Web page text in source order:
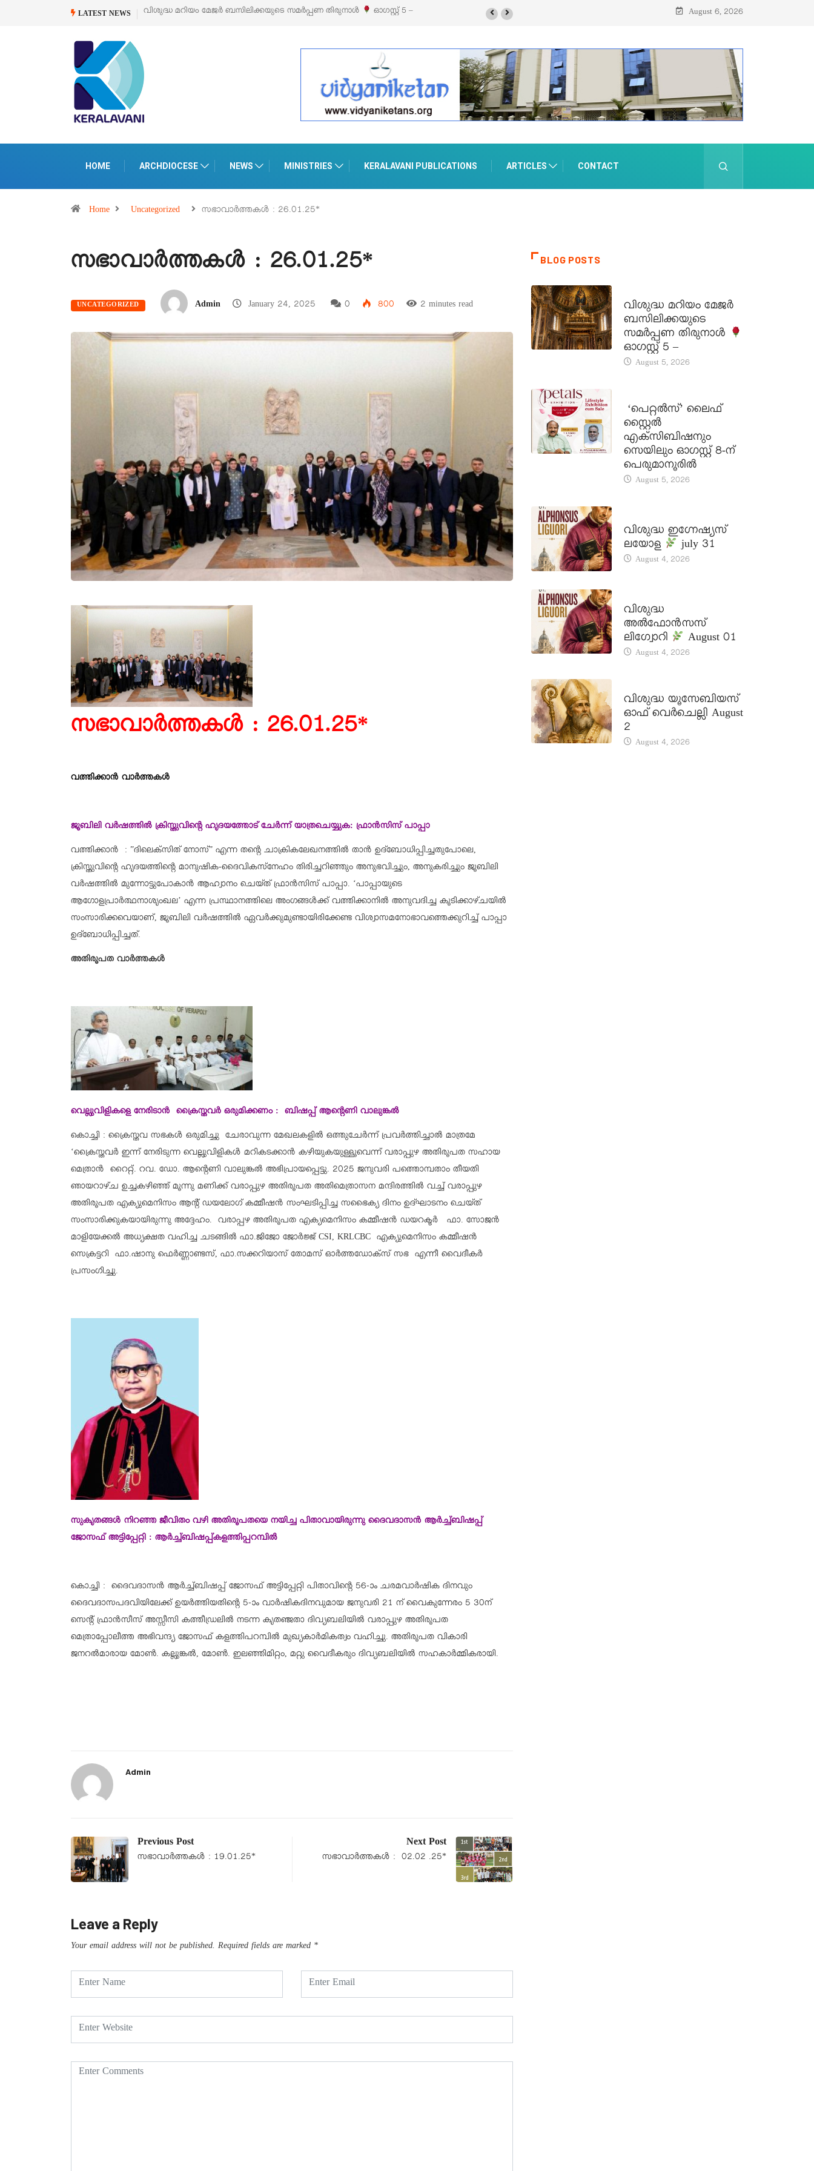
LATEST NEWS ‘പെറ്റൽസ്’ ലൈഫ് സ്റ്റൈൽ എക്സിബിഷനും സെയിലും ഓഗസ്റ്റ് 8-ന് പെരുമാനൂരിൽ August 6, 2026
HOME ARCHDIOCESE NEWS MINISTRIES KERALAVANI PUBLICATIONS ARTICLES CONTACT
Home Uncategorized സഭാവാര്‍ത്തകള്‍ : 26.01.25*
സഭാവാര്‍ത്തകള്‍ : 26.01.25*
UNCATEGORIZED Admin January 24, 2025 0 800 2 minutes read
സഭാവാര്‍ത്തകള്‍ : 26.01.25*
വത്തിക്കാൻ വാർത്തകൾ
ജൂബിലി വര്‍ഷത്തില്‍ ക്രിസ്തുവിന്റെ ഹൃദയത്തോട് ചേര്‍ന്ന് യാത്രചെയ്യുക: ഫ്രാന്‍സിസ് പാപ്പാ
വത്തിക്കാൻ : ”ദിലെക്‌സിത് നോസ്” എന്ന തന്റെ ചാക്രികലേഖനത്തില്‍ താന്‍ ഉദ്‌ബോധിപ്പിച്ചതുപോലെ,
ക്രിസ്തുവിന്റെ ഹൃദയത്തിന്റെ മാനുഷിക-ദൈവികസ്‌നേഹം തിരിച്ചറിഞ്ഞും അനുഭവിച്ചും, അനുകരിച്ചും ജൂബിലി
വര്‍ഷത്തില്‍ മുന്നോട്ടുപോകാന്‍ ആഹ്വാനം ചെയ്ത് ഫ്രാന്‍സിസ് പാപ്പാ. ‘പാപ്പായുടെ
ആഗോളപ്രാര്‍ത്ഥനാശൃംഖല’ എന്ന പ്രസ്ഥാനത്തിലെ അംഗങ്ങള്‍ക്ക് വത്തിക്കാനില്‍ അനുവദിച്ച കൂടിക്കാഴ്ചയില്‍
സംസാരിക്കവെയാണ്, ജൂബിലി വര്‍ഷത്തില്‍ ഏവര്‍ക്കുമുണ്ടായിരിക്കേണ്ട വിശ്വാസമനോഭാവത്തെക്കുറിച്ച് പാപ്പാ
ഉദ്‌ബോധിപ്പിച്ചത്.
അതിരൂപത വാർത്തകൾ
വെല്ലുവിളികളെ നേരിടാന്‍ ക്രൈസ്തവര്‍ ഒരുമിക്കണം : ബിഷപ്പ് ആന്റെണി വാലുങ്കല്‍
കൊച്ചി : ക്രൈസ്തവ സഭകള്‍ ഒരുമിച്ചു ചേരാവുന്ന മേഖലകളില്‍ ഒത്തുചേര്‍ന്ന് പ്രവര്‍ത്തിച്ചാല്‍ മാത്രമേ
‘ക്രൈസ്തവര്‍ ഇന്ന് നേരിടുന്ന വെല്ലുവിളികള്‍ മറികടക്കാന്‍ കഴിയുകയുള്ളൂവെന്ന് വരാപ്പുഴ അതിരൂപത സഹായ
മെത്രാന്‍ റൈറ്റ്. റവ. ഡോ. ആന്റെണി വാലുങ്കല്‍ അഭിപ്രായപ്പെട്ടു. 2025 ജനുവരി പത്തൊമ്പതാം തീയതി
ഞായറാഴ്ച ഉച്ചകഴിഞ്ഞ് മൂന്നു മണിക്ക് വരാപ്പുഴ അതിരൂപത അതിമെത്രാസന മന്ദിരത്തില്‍ വച്ച് വരാപ്പുഴ
അതിരൂപത എക്യുമെനിസം ആന്റ് ഡയലോഗ് കമ്മീഷന്‍ സംഘടിപ്പിച്ച സഭൈക്യ ദിനം ഉദ്ഘാടനം ചെയ്ത്
സംസാരിക്കുകയായിരുന്നു അദ്ദേഹം. വരാപ്പഴ അതിരൂപത എക്യമെനിസം കമ്മീഷന്‍ ഡയറക്ടര്‍ ഫാ. സോജന്‍
മാളിയേക്കല്‍ അധ്യക്ഷത വഹിച്ച ചടങ്ങില്‍ ഫാ.ജിജോ ജോര്‍ജ്ജ് CSI, KRLCBC എക്യുമെനിസം കമ്മീഷന്‍
സെക്രട്ടറി ഫാ.ഷാനു ഫെര്‍ണ്ണാണ്ടസ്, ഫാ.സക്കറിയാസ് തോമസ് ഓര്‍ത്തഡോക്‌സ് സഭ എന്നീ വൈദീകര്‍
പ്രസംഗിച്ചു.
സുകൃതങ്ങള്‍ നിറഞ്ഞ ജീവിതം വഴി അതിരൂപതയെ നയിച്ച പിതാവായിരുന്നു ദൈവദാസന്‍ ആര്‍ച്ച്ബിഷപ്പ്
ജോസഫ് അട്ടിപ്പേറ്റി : ആര്‍ച്ച്ബിഷപ്പ്കളത്തിപ്പറമ്പില്‍
കൊച്ചി : ദൈവദാസന്‍ ആര്‍ച്ച്ബിഷപ്പ് ജോസഫ് അട്ടിപ്പേറ്റി പിതാവിന്റെ 56-ാം ചരമവാര്‍ഷിക ദിനവും
ദൈവദാസപദവിയിലേക്ക് ഉയര്‍ത്തിയതിന്റെ 5-ാം വാര്‍ഷികദിനവുമായ ജനുവരി 21 ന് വൈകുന്നേരം 5 30ന്
സെന്റ് ഫ്രാന്‍സീസ് അസ്സീസി കത്തീഡ്രലില്‍ നടന്ന കൃതഞ്ജതാ ദിവ്യബലിയില്‍ വരാപ്പുഴ അതിരൂപത
മെത്രാപ്പോലീത്ത അഭിവന്ദ്യ ജോസഫ് കളത്തിപറമ്പില്‍ മുഖ്യകാര്‍മികത്വം വഹിച്ചു. അതിരൂപത വികാരി
ജനറല്‍മാരായ മോണ്‍. കല്ലുങ്കല്‍, മോണ്‍. ഇലഞ്ഞിമിറ്റം, മറ്റു വൈദീകരും ദിവ്യബലിയില്‍ സഹകാര്‍മ്മികരായി.
Admin
Previous Post
സഭാവാര്‍ത്തകള്‍ : 19.01.25*
Next Post
സഭാവാര്‍ത്തകള്‍ : 02.02 .25*
Leave a Reply
Your email address will not be published. Required fields are marked *
BLOG POSTS
വിശുദ്ധ മറിയം മേജർ
ബസിലിക്കയുടെ
സമർപ്പണ തിരുനാൾ
ഓഗസ്റ്റ് 5 –
August 5, 2026
‘പെറ്റൽസ്’ ലൈഫ്
സ്റ്റൈൽ
എക്സിബിഷനും
സെയിലും ഓഗസ്റ്റ് 8-ന്
പെരുമാനൂരിൽ
August 5, 2026
വിശുദ്ധ ഇഗ്നേഷ്യസ്
ലയോള
july 31
August 4, 2026
വിശുദ്ധ
അൽഫോൻസസ്
ലിഗ്വോറി
August 01
August 4, 2026
വിശുദ്ധ യൂസേബിയസ്
ഓഫ് വെർചെല്ലി August
2
August 4, 2026